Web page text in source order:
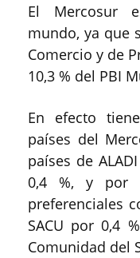
El Mercosur
mundo, ya que
Comercio y de
10,3 % del PBI
En efecto
países del
países de
0,4 %, y por
preferenciales
SACU por 0,4
Comunidad del